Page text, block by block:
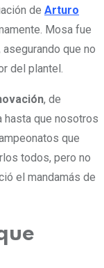
de Arturo
Mosa fue
que no
del plantel.
, de
hasta que nosotros
que
todos, pero no
el mandamás de